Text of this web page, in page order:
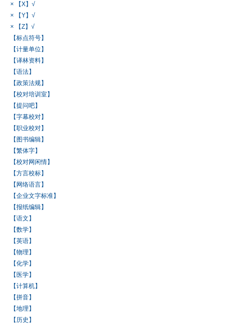
× 【X】√
× 【Y】√
× 【Z】√
【标点符号】
【计量单位】
【译林资料】
【语法】
【政策法规】
【校对培训室】
【提问吧】
【字幕校对】
【职业校对】
【图书编辑】
【繁体字】
【校对网闲情】
【方言校标】
【网络语言】
【企业文字标准】
【报纸编辑】
【语文】
【数学】
【英语】
【物理】
【化学】
【医学】
【计算机】
【拼音】
【地理】
【历史】